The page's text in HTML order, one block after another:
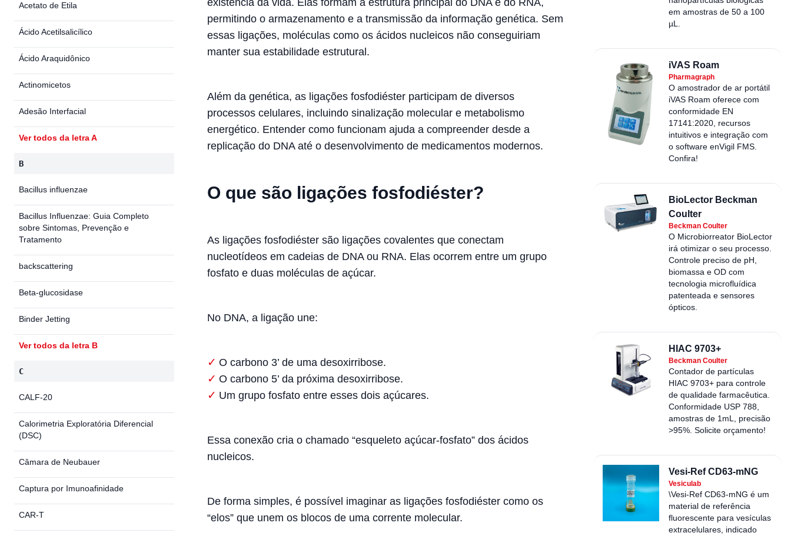
permitindo o armazenamento e a transmissão da informação genética. Sem
essas ligações, moléculas como os ácidos nucleicos não conseguiriam
manter sua estabilidade estrutural.
Além da genética, as ligações fosfodiéster participam de diversos
processos celulares, incluindo sinalização molecular e metabolismo
energético. Entender como funcionam ajuda a compreender desde a
replicação do DNA até o desenvolvimento de medicamentos modernos.
O que são ligações fosfodiéster?
As ligações fosfodiéster são ligações covalentes que conectam
nucleotídeos em cadeias de DNA ou RNA. Elas ocorrem entre um grupo
fosfato e duas moléculas de açúcar.
No DNA, a ligação une:
O carbono 3’ de uma desoxirribose.
O carbono 5’ da próxima desoxirribose.
Um grupo fosfato entre esses dois açúcares.
Essa conexão cria o chamado “esqueleto açúcar-fosfato” dos ácidos
nucleicos.
De forma simples, é possível imaginar as ligações fosfodiéster como os
“elos” que unem os blocos de uma corrente molecular.
Acetato de Etila
Ácido Acetilsalicílico
Ácido Araquidônico
Actinomicetos
Adesão Interfacial
Ver todos da letra A
B
Bacillus influenzae
Bacillus Influenzae: Guia Completo
sobre Sintomas, Prevenção e
Tratamento
backscattering
Beta-glucosidase
Binder Jetting
Ver todos da letra B
C
CALF-20
Calorimetria Exploratória Diferencial
(DSC)
Câmara de Neubauer
Captura por Imunoafinidade
CAR-T
em amostras de 50 a 100
µL.
iVAS Roam
Pharmagraph
O amostrador de ar portátil
iVAS Roam oferece com
conformidade EN
17141:2020, recursos
intuitivos e integração com
o software enVigil FMS.
Confira!
BioLector Beckman
Coulter
Beckman Coulter
O Microbiorreator BioLector
irá otimizar o seu processo.
Controle preciso de pH,
biomassa e OD com
tecnologia microfluídica
patenteada e sensores
ópticos.
HIAC 9703+
Beckman Coulter
Contador de partículas
HIAC 9703+ para controle
de qualidade farmacêutica.
Conformidade USP 788,
amostras de 1mL, precisão
>95%. Solicite orçamento!
Vesi-Ref CD63-mNG
Vesiculab
\Vesi-Ref CD63-mNG é um
material de referência
fluorescente para vesículas
extracelulares, indicado